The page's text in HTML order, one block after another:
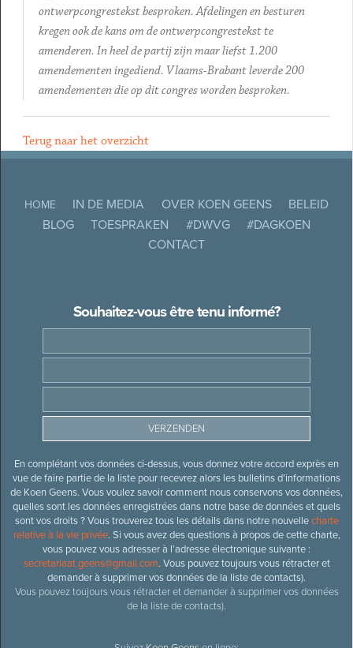
ontwerpcongrestekst besproken. Afdelingen en besturen
kregen ook de kans om de ontwerpcongrestekst te
amenderen. In heel de partij zijn maar liefst 1.200
amendementen ingediend. Vlaams-Brabant leverde 200
amendementen die op dit congres worden besproken.
Terug naar het overzicht
HOME IN DE MEDIA OVER KOEN GEENS
BELEID
BLOG
TOESPRAKEN #DWVG
#DAGKOEN
CONTACT
Souhaitez-vous être tenu informé?
En complétant vos données ci-dessus, vous donnez votre accord exprès en
vue de faire partie de la liste pour recevrez alors les bulletins d’informations
de Koen Geens. Vous voulez savoir comment nous conservons vos données,
quelles sont les données enregistrées dans notre base de données et quels
sont vos droits ? Vous trouverez tous les détails dans notre nouvellecharte
relative à la vie privée. Si vous avez des questions à propos de cette charte,
vous pouvez vous adresser à l’adresse électronique suivante :
secretariaat.geens@gmail.com. Vous pouvez toujours vous rétracter et
demander à supprimer vos données de la liste de contacts).
Vous pouvez toujours vous rétracter et demander à supprimer vos données
de la liste de contacts).